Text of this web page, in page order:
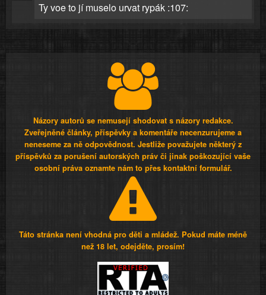
Ty voe to jí muselo urvat rypák :107:
Názory autorů se nemusejí shodovat s názory redakce.
Zveřejněné články, příspěvky a komentáře necenzurujeme a
neneseme za ně odpovědnost. Jestliže považujete některý z
příspěvků za porušení autorských práv či jinak poškozující vaše
osobní práva oznamte nám to přes kontaktní formulář.
Táto stránka není vhodná pro děti a mládež. Pokud máte méně
než 18 let, odejděte, prosím!